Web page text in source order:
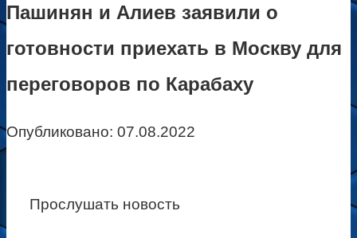
Пашинян и Алиев заявили о
готовности приехать в Москву для
переговоров по Карабаху
Опубликовано: 07.08.2022
Прослушать новость